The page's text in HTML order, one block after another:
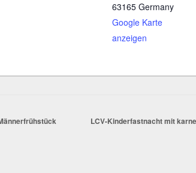
63165 Germany
Google Karte
anzeigen
LCV-Kinderfastnacht mit